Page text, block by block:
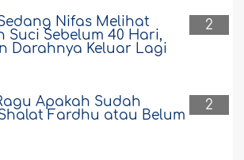
Dzar, sesungguhnya engkau
yang lemah. Sementara ia
adalah amanah. Dan pada
dengan cara
dan menunaikan apa yang
2
Nifas Melihat
Suci Sebelum 40 Hari,
Darahnya Keluar Lagi
2
Apakah Sudah
Fardhu atau Belum